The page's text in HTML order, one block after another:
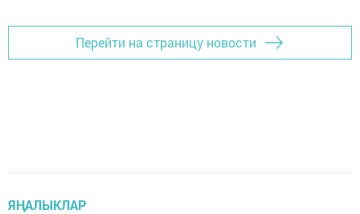
Перейти на страницу новости
ЯҢАЛЫКЛАР